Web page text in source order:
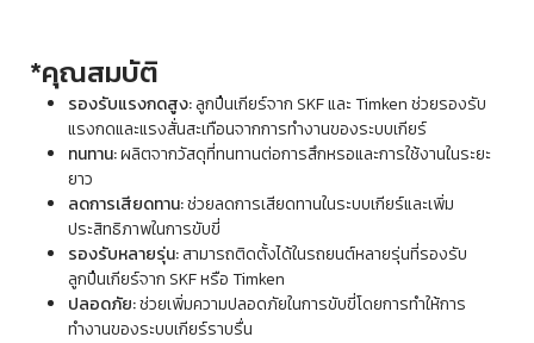
*คุณสมบัติ
รองรับแรงกดสูง:ลูกปืนเกียร์จาก SKF และ Timken ช่วยรองรับ
แรงกดและแรงสั่นสะเทือนจากการทำงานของระบบเกียร์
ทนทาน:ผลิตจากวัสดุที่ทนทานต่อการสึกหรอและการใช้งานในระยะ
ยาว
ลดการเสียดทาน:ช่วยลดการเสียดทานในระบบเกียร์และเพิ่ม
ประสิทธิภาพในการขับขี่
รองรับหลายรุ่น:สามารถติดตั้งได้ในรถยนต์หลายรุ่นที่รองรับ
ลูกปืนเกียร์จาก SKF หรือ Timken
ปลอดภัย:ช่วยเพิ่มความปลอดภัยในการขับขี่โดยการทำให้การ
ทำงานของระบบเกียร์ราบรื่น